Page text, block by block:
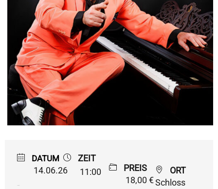
DATUM
14.06.26
ZEIT
11:00
PREIS
18,00 €
ORT
Schloss